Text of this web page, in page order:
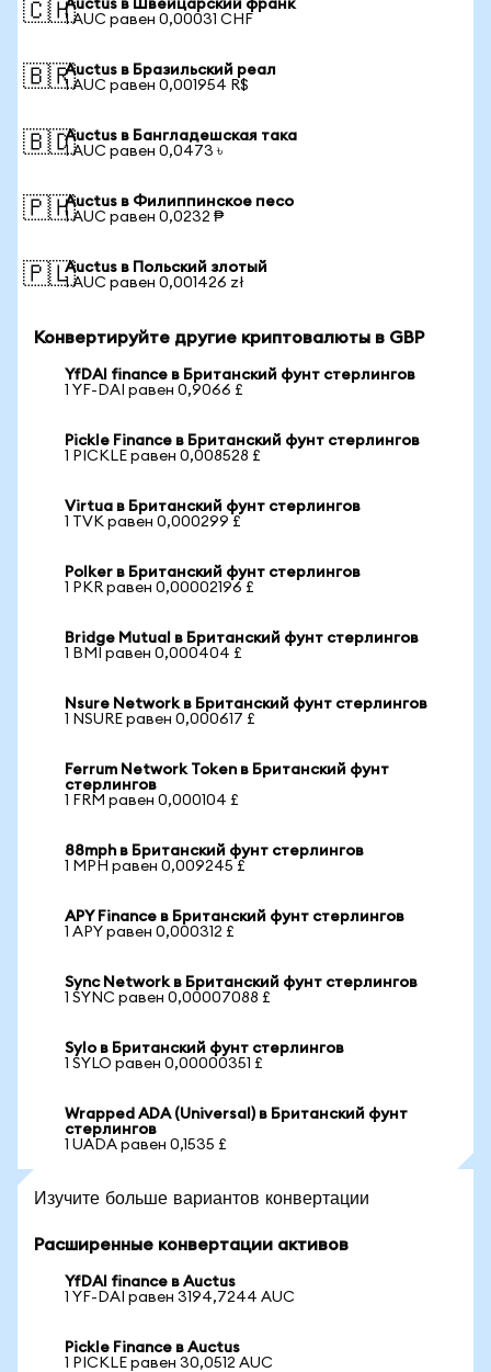
🇨🇭Auctus в Швейцарский франк
1 AUC равен 0,00031 CHF
🇧🇷Auctus в Бразильский реал
1 AUC равен 0,001954 R$
🇧🇩Auctus в Бангладешская така
1 AUC равен 0,0473 ৳
🇵🇭Auctus в Филиппинское песо
1 AUC равен 0,0232 ₱
🇵🇱Auctus в Польский злотый
1 AUC равен 0,001426 zł
Конвертируйте другие криптовалюты в GBP
YfDAI finance в Британский фунт стерлингов
1 YF-DAI равен 0,9066 £
Pickle Finance в Британский фунт стерлингов
1 PICKLE равен 0,008528 £
Virtua в Британский фунт стерлингов
1 TVK равен 0,000299 £
Polker в Британский фунт стерлингов
1 PKR равен 0,00002196 £
Bridge Mutual в Британский фунт стерлингов
1 BMI равен 0,000404 £
Nsure Network в Британский фунт стерлингов
1 NSURE равен 0,000617 £
Ferrum Network Token в Британский фунт
стерлингов
1 FRM равен 0,000104 £
88mph в Британский фунт стерлингов
1 MPH равен 0,009245 £
APY Finance в Британский фунт стерлингов
1 APY равен 0,000312 £
Sync Network в Британский фунт стерлингов
1 SYNC равен 0,00007088 £
Sylo в Британский фунт стерлингов
1 SYLO равен 0,00000351 £
Wrapped ADA (Universal) в Британский фунт
стерлингов
1 UADA равен 0,1535 £
Изучите больше вариантов конвертации
Расширенные конвертации активов
YfDAI finance в Auctus
1 YF-DAI равен 3194,7244 AUC
Pickle Finance в Auctus
1 PICKLE равен 30,0512 AUC